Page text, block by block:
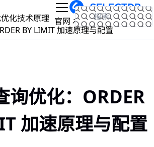
文档
官网
优化技术原理
BY LIMIT 加速原理与配置
询优化：ORDER
加速原理与配置